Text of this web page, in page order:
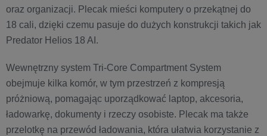
oraz organizacji. Plecak mieści komputery o przekątnej do
18 cali, dzięki czemu pasuje do dużych konstrukcji takich jak
Predator Helios 18 AI.
Wewnętrzny system Tri-Core Compartment System
obejmuje kilka komór, w tym przestrzeń z kompresją
próżniową, pomagając uporządkować laptop, akcesoria,
ładowarkę, dokumenty i rzeczy osobiste. Plecak ma także
przelotkę na przewód ładowania, która ułatwia korzystanie z